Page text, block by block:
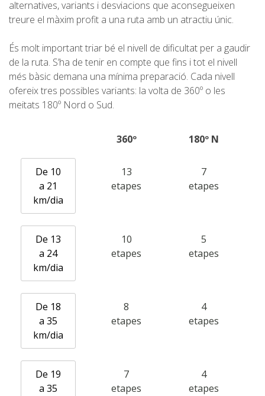
ESTUDI SOBRE ELS PLÀSTICS AL CAMÍ DE CAVALLS
RECUPERACIÓ DE TORRENTS
BLOG
CATALÀ
ESPAÑOL
ENGLISH
FRANÇAIS
alternatives, variants i desviacions que aconsegueixen
treure el màxim profit a una ruta amb un atractiu únic.
És molt important triar bé el nivell de dificultat per a gaudir
de la ruta. S’ha de tenir en compte que fins i tot el nivell
més bàsic demana una mínima preparació. Cada nivell
ofereix tres possibles variants: la volta de 360º o les
meitats 180º Nord o Sud.
360º 180º N
De 10
a 21
km/dia
13
etapes
7
etapes
De 13
a 24
km/dia
10
etapes
5
etapes
De 18
a 35
km/dia
8
etapes
4
etapes
De 19
a 35
7
etapes
4
etapes